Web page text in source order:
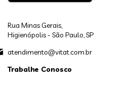
Rua Minas Gerais,
Higienópolis - São Paulo, SP
atendimento@vitat.com.br
Trabalhe Conosco